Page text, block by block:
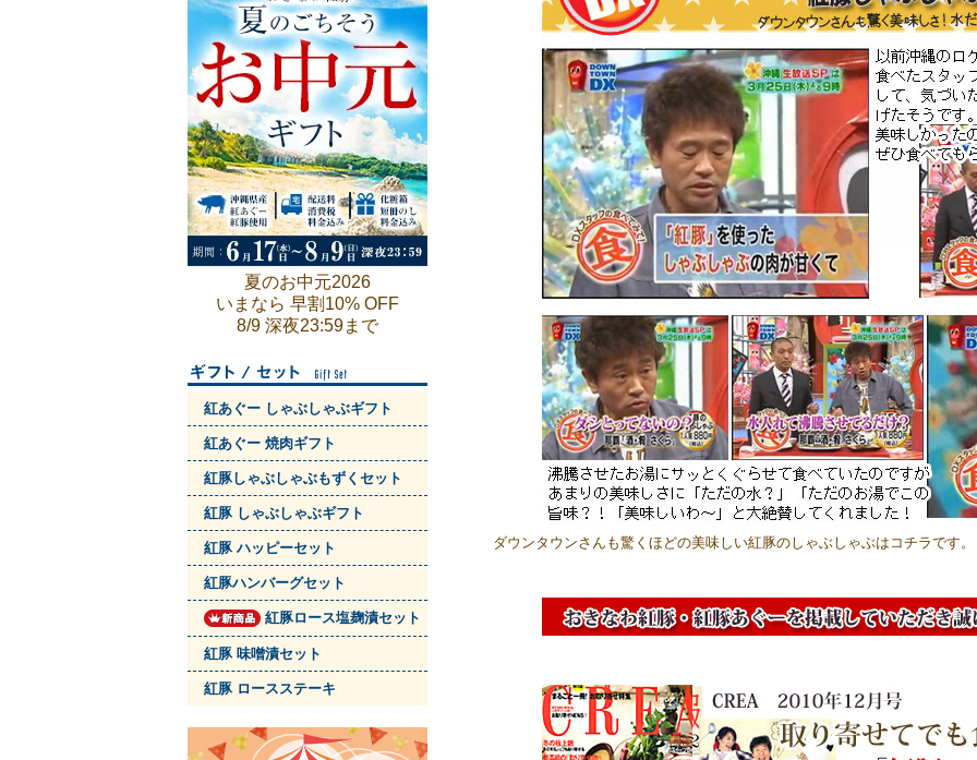
ダウンタウンさんも驚くほどの美味しい紅豚のしゃぶしゃぶはコチラです。
夏のお中元2026
いまなら 早割10% OFF
8/9 深夜23:59まで
紅あぐー しゃぶしゃぶギフト
紅あぐー 焼肉ギフト
紅豚しゃぶしゃぶもずくセット
紅豚 しゃぶしゃぶギフト
紅豚 ハッピーセット
紅豚ハンバーグセット
紅豚ロース塩麹漬セット
紅豚 味噌漬セット
紅豚 ロースステーキ